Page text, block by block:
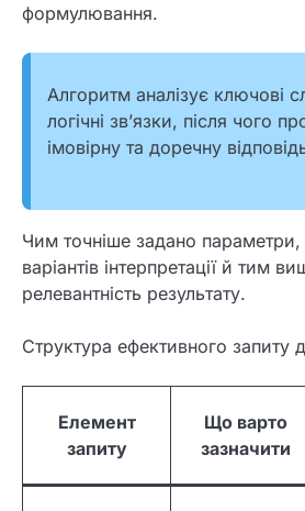
формулювання.
Алгоритм аналізує ключові
логічні зв’язки, після чого
імовірну та доречну
Чим точніше задано
варіантів інтерпретації й тим
релевантність результату.
Структура ефективного запиту
Елемент
запиту
Що варто
зазначити